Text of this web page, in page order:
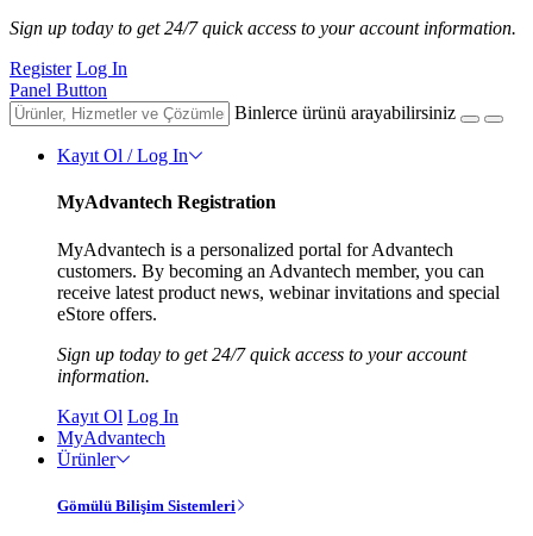
Sign up today to get 24/7 quick access to your account information.
Register Log In
Panel Button
Binlerce ürünü arayabilirsiniz
Kayıt Ol / Log In
MyAdvantech Registration
MyAdvantech is a personalized portal for Advantech
customers. By becoming an Advantech member, you can
receive latest product news, webinar invitations and special
eStore offers.
Sign up today to get 24/7 quick access to your account
information.
Kayıt Ol Log In
MyAdvantech
Ürünler
Gömülü Bilişim Sistemleri